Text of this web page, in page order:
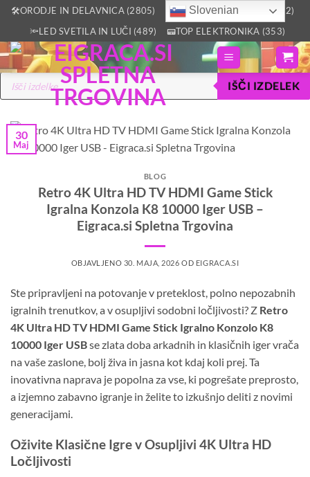
Skoči
vsebino
🛠️ORODJE IN DELAVNICA (2805)
🏡VSE ZA DOM IN VRT (2512)
🔦LED SVETILA IN LUČI (489)
📟TOP ELEKTRONIKA (353)
Products
search
IŠČI IZDELEK
30
Maj
BLOG
Retro 4K Ultra HD TV HDMI Game Stick
Igralna Konzola K8 10000 Iger USB –
Eigraca.si Spletna Trgovina
OBJAVLJENO 30. MAJA, 2026 OD EIGRACA.SI
Ste pripravljeni na potovanje v preteklost, polno nepozabnih
igralnih trenutkov, a v osupljivi sodobni ločljivosti? Z Retro
4K Ultra HD TV HDMI Game Stick Igralno Konzolo K8
10000 Iger USBse zlata doba arkadnih in klasičnih iger vrača
na vaše zaslone, bolj živa in jasna kot kdaj koli prej. Ta
inovativna naprava je popolna za vse, ki pogrešate preprosto,
a izjemno zabavno igranje in želite to izkušnjo deliti z novimi
generacijami.
Oživite Klasične Igre v Osupljivi 4K Ultra HD
Ločljivosti
Slovenian